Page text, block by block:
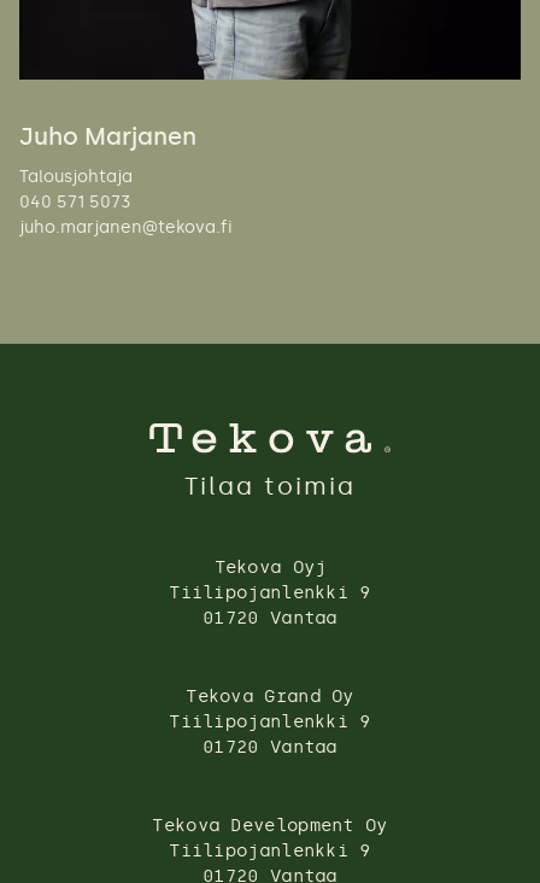
Juho Marjanen
Talousjohtaja
040 571 5073
juho.marjanen@tekova.fi
Tilaa toimia
Tekova Oyj
Tiilipojanlenkki 9
01720 Vantaa
Tekova Grand Oy
Tiilipojanlenkki 9
01720 Vantaa
Tekova Development Oy
Tiilipojanlenkki 9
01720 Vantaa